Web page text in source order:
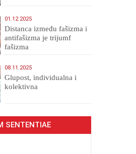
01.12.2025
Distanca između fašizma i
antifašizma je trijumf
fašizma
08.11.2025
Glupost, individualna i
kolektivna
SENTENTIAE